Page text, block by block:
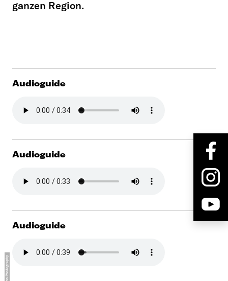
ganzen Region.
Audioguide
Audioguide
Audioguide